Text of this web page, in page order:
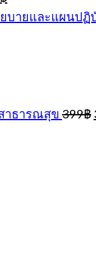
is:
บายและแผนปฏิ
าธารณสุข 399฿